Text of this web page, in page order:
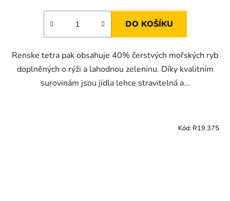
DO KOŠÍKU
Renske tetra pak obsahuje 40% čerstvých mořských ryb
doplněných o rýži a lahodnou zeleninu. Díky kvalitním
surovinám jsou jídla lehce stravitelná a...
Kód: R19.375